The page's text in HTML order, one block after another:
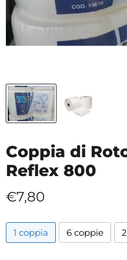
Coppia di
Reflex 800
Prezzo attuale
€7,80
1 coppia 6 coppie